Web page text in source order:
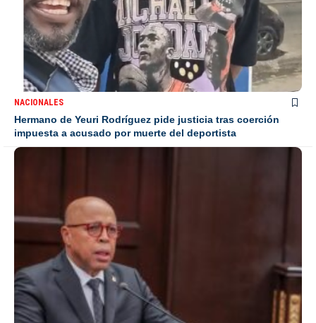
NACIONALES
Hermano de Yeuri Rodríguez pide justicia tras coerción
impuesta a acusado por muerte del deportista